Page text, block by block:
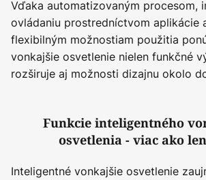
Vďaka automatizovaným procesom,
ovládaniu prostredníctvom aplikácie
flexibilným možnostiam použitia
vonkajšie osvetlenie nielen funkčné
rozširuje aj možnosti dizajnu okolo
Funkcie inteligentného
osvetlenia - viac ako
Inteligentné vonkajšie osvetlenie